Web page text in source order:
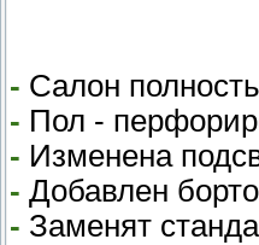
- Салон
- Пол -
- Изменена
- Добавлен
- Заменят